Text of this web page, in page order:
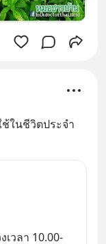
ในชีวิตประจำ
วลา 10.00-